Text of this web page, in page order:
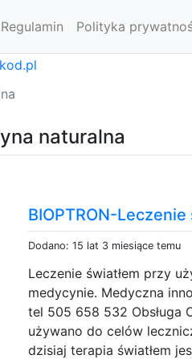
Regulamin Polityka
naturalna
BIOPTRON-
Dodano: 15 lat 3 miesiące temu
Leczenie światłem przy
medycynie. Medyczna
tel 505 658 532 Obsługa
używano do celów
dzisiaj terapia światłem